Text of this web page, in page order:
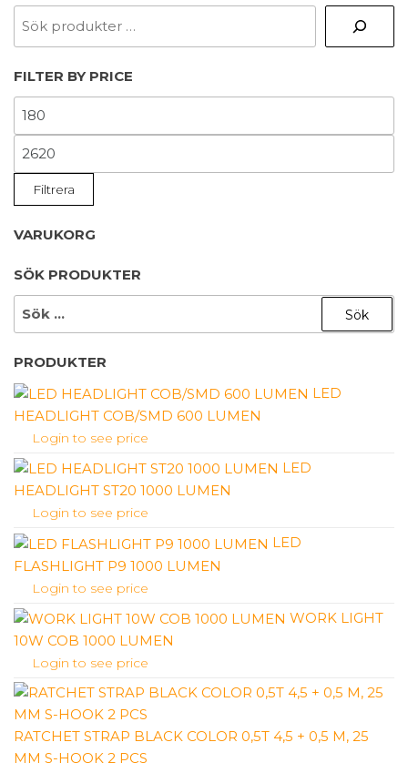
FILTER BY PRICE
MIN
MAX
Filtrera
VARUKORG
SÖK PRODUKTER
SÖK
PRODUKTER
LED
HEADLIGHT COB/SMD 600 LUMEN
Login to see price
LED
HEADLIGHT ST20 1000 LUMEN
Login to see price
LED
FLASHLIGHT P9 1000 LUMEN
Login to see price
WORK LIGHT
10W COB 1000 LUMEN
Login to see price
RATCHET STRAP BLACK COLOR 0,5T 4,5 + 0,5 M, 25
MM S-HOOK 2 PCS